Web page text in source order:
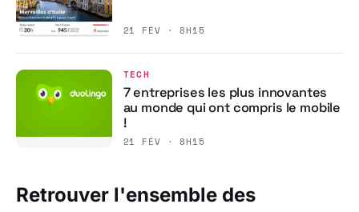
21 FÉV · 8H15
TECH
7 entreprises les plus innovantes
au monde qui ont compris le mobile
!
21 FÉV · 8H15
Retrouver l'ensemble des